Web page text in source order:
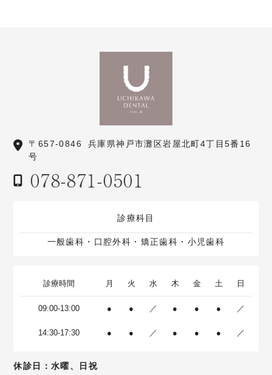
〒657-0846
兵庫県神戸市灘区岩屋北町4丁目5番16
号
078-871-0501
診療科目
一般歯科・口腔外科・矯正歯科・小児歯科
診療時間 月 火 水 木 金 土 日
09:00-13:00 ● ● ／ ● ● ● ／
14:30-17:30 ● ● ／ ● ● ● ／
休診日：水曜、日祝